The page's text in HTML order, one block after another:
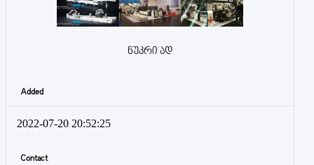
ნუკრი ად
Added
2022-07-20 20:52:25
Contact